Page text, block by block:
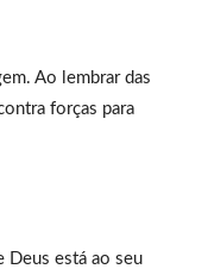
Ao lembrar das
forças para
Deus está ao seu